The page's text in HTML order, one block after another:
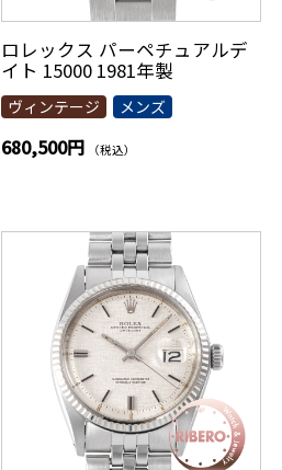
ロレックス パーペチュアルデ
イト 15000 1981年製
ヴィンテージ メンズ
680,500円 （税込）